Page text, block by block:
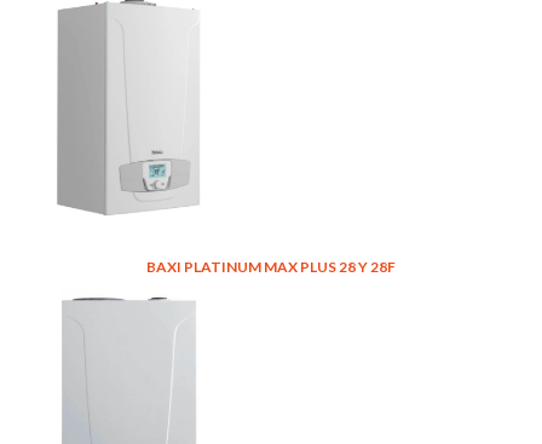
BAXI PLATINUM MAX PLUS 28 Y 28F